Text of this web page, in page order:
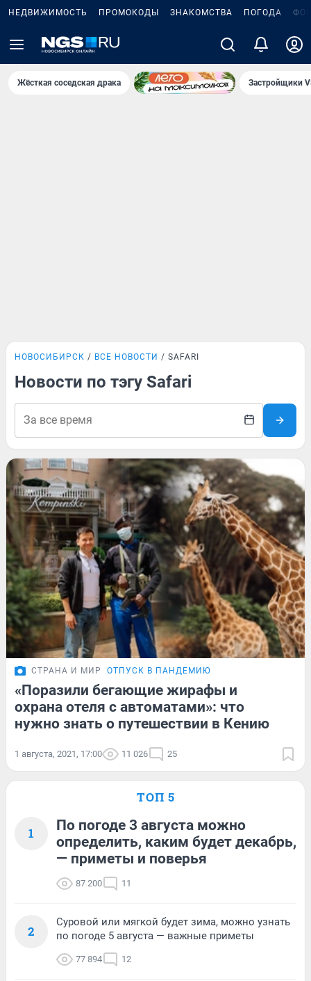
НЕДВИЖИМОСТЬ ПРОМОКОДЫ ЗНАКОМСТВА ПОГОДА
Жёсткая соседская драка Застройщики
НОВОСИБИРСК ВСЕ НОВОСТИ SAFARI
Новости по тэгу Safari
СТРАНА И МИР ОТПУСК В ПАНДЕМИЮ
«Поразили бегающие жирафы и
охрана отеля с автоматами»: что
нужно знать о путешествии в Кению
1 августа, 2021, 17:00 11 026 25
ТОП 5
1
По погоде 3 августа можно
определить, каким будет декабрь,
— приметы и поверья
87 200 11
2
Суровой или мягкой будет зима, можно узнать
по погоде 5 августа — важные приметы
77 894 12